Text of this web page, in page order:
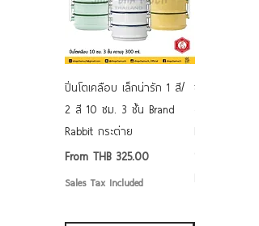
ปิ่นโตเคลือบ เล็กน่ารัก 1 สี/
2 สี 10 ซม. 3 ชั้น Brand
Rabbit กระต่าย
From THB 325.00
Sale Price
Sales Tax Included
ชามเคลือบ